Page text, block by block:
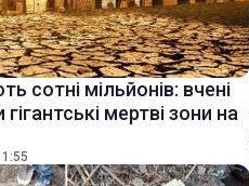
сотні мільйонів: вчені
мертві зони на